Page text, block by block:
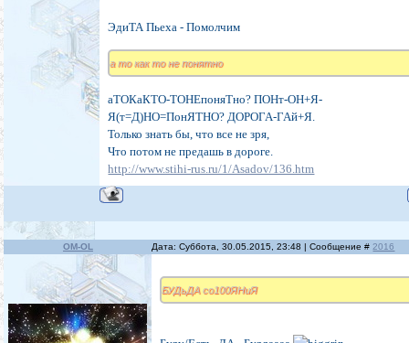
ЭдиТА Пьеха - Помолчим
а то как то не понятно
аТОКаКТО-ТОНЕпоняТно? ПОНт-ОН+Я-
Я(т=Д)НО=ПонЯТНО? ДОРОГА-ГАй+Я.
Только знать бы, что все не зря,
Что потом не предашь в дороге.
http://www.stihi-rus.ru/1/Asadov/136.htm
OM-OL Дата: Суббота, 30.05.2015, 23:48 | Сообщение #2016
БУДьДА со100ЯНиЯ